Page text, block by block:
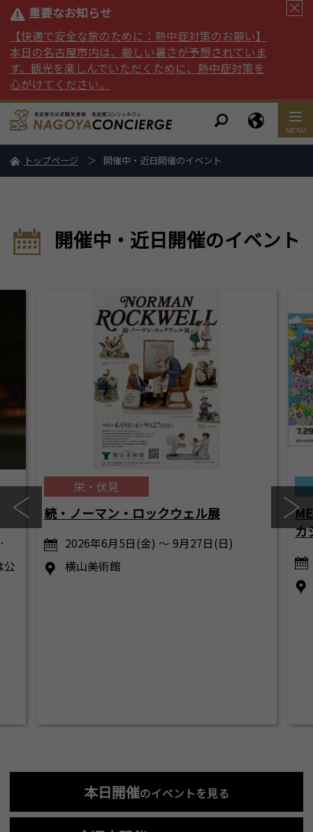
重要なお知らせ
【快適で安全な旅のために：熱中症対策のお願い】
本日の名古屋市内は、厳しい暑さが予想されていま
す。観光を楽しんでいただくために、熱中症対策を
心がけてください。
トップページ 開催中・近日開催のイベント
開催中・近日開催のイベント
公
栄・伏見
続・ノーマン・ロックウェル展
2026年6月5日(金) ～ 9月27日(日)
横山美術館
カ
本日開催のイベントを見る